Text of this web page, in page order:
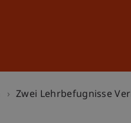
Zwei Lehrbefugnisse